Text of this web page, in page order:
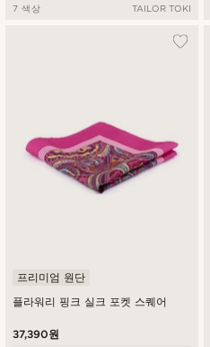
7 색상 TAILOR TOKI
플라워리 핑크 실크 포켓 스퀘어
프리미엄 원단
37,390원